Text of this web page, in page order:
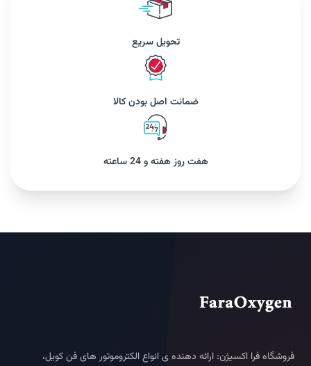
تحویل سریع
ضمانت اصل بودن کالا
هفت روز هفته و 24 ساعته
فروشگاه فرا اکسیژن: ارائه دهنده ی انواع الکتروموتور های فن کویل،